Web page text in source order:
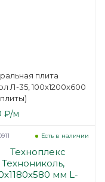
плита
Л-35, 100x1200x600
₽/м
Есть в наличии